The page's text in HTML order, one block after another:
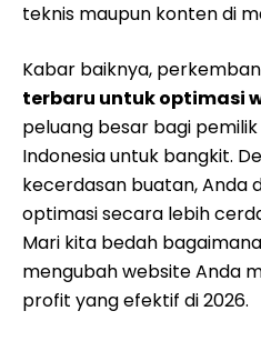
teknis maupun konten di
Kabar baiknya,
terbaru untuk optimasi
peluang besar bagi pemilik
Indonesia untuk bangkit.
kecerdasan buatan, Anda
optimasi secara lebih
Mari kita bedah
mengubah website Anda
profit yang efektif di 2026.